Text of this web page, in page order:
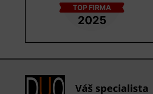
Váš specialista